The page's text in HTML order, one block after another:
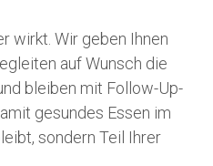
wirkt. Wir geben Ihnen
auf Wunsch die
bleiben mit Follow-Up-
gesundes Essen im
sondern Teil Ihrer